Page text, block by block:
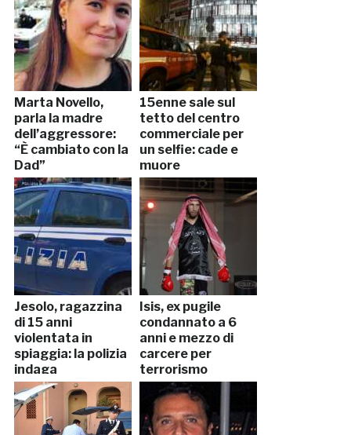
Marta Novello,
parla la madre
dell’aggressore:
“È cambiato con la
Dad”
15enne sale sul
tetto del centro
commerciale per
un selfie: cade e
muore
Jesolo, ragazzina
di 15 anni
violentata in
spiaggia: la polizia
indaga
Isis, ex pugile
condannato a 6
anni e mezzo di
carcere per
terrorismo